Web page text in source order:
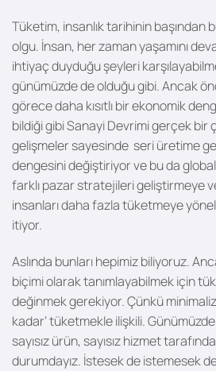
Tüketim, insanlık tarihinin başından
olgu. İnsan, her zaman yaşamını
ihtiyaç duyduğu şeyleri
günümüzde de olduğu gibi. Ancak
görece daha kısıtlı bir ekonomik
bildiği gibi Sanayi Devrimi gerçek bir
gelişmeler sayesinde seri üretime
dengesini değiştiriyor ve bu da
farklı pazar stratejileri geliştirmeye
insanları daha fazla tüketmeye
itiyor.
Aslında bunları hepimiz biliyoruz.
biçimi olarak tanımlayabilmek için
değinmek gerekiyor. Çünkü
kadar’ tüketmekle ilişkili.
sayısız ürün, sayısız hizmet
durumdayız. İstesek de istemesek